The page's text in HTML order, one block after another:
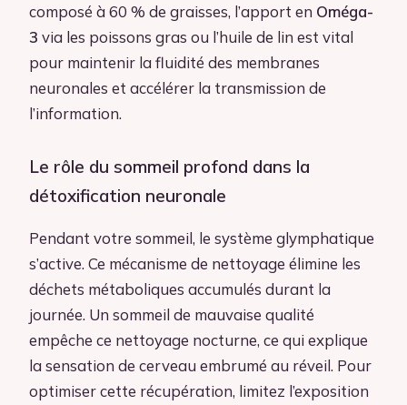
composé à 60 % de graisses, l’apport en Oméga-
3 via les poissons gras ou l’huile de lin est vital
pour maintenir la fluidité des membranes
neuronales et accélérer la transmission de
l’information.
Le rôle du sommeil profond dans la
détoxification neuronale
Pendant votre sommeil, le système glymphatique
s’active. Ce mécanisme de nettoyage élimine les
déchets métaboliques accumulés durant la
journée. Un sommeil de mauvaise qualité
empêche ce nettoyage nocturne, ce qui explique
la sensation de cerveau embrumé au réveil. Pour
optimiser cette récupération, limitez l’exposition